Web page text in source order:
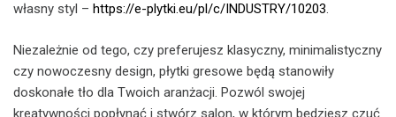
własny styl – https://e-plytki.eu/pl/c/INDUSTRY/10203.
Niezależnie od tego, czy preferujesz klasyczny, minimalistyczny
czy nowoczesny design, płytki gresowe będą stanowiły
doskonałe tło dla Twoich aranżacji. Pozwól swojej
kreatywności popłynąć i stwórz salon, w którym będziesz czuć